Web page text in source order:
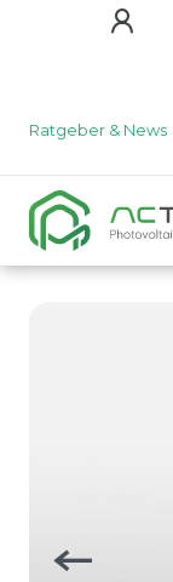
Ratgeber & News